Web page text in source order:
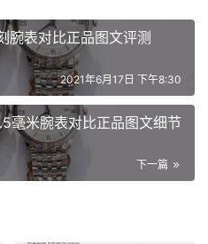
腕表对比正品图文评测
2021年6月17日 下午8:30
毫米腕表对比正品图文细节
下一篇